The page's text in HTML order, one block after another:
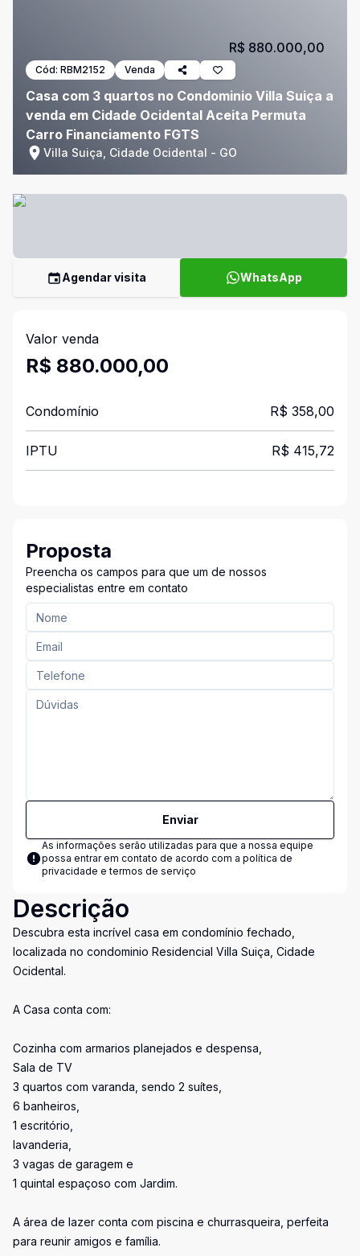
Cód: RBM2152 Venda
Casa com 3 quartos no Condominio Villa Suiça a
venda em Cidade Ocidental Aceita Permuta
Carro Financiamento FGTS
Villa Suiça, Cidade Ocidental - GO
R$ 880.000,00
Agendar visita WhatsApp
Valor venda
R$ 880.000,00
Condomínio R$ 358,00
IPTU R$ 415,72
Proposta
Preencha os campos para que um de nossos
especialistas entre em contato
Enviar
As informações serão utilizadas para que a nossa equipe
possa entrar em contato de acordo com a política de
privacidade e termos de serviço
Descrição
Descubra esta incrível casa em condomínio fechado,
localizada no condominio Residencial Villa Suiça, Cidade
Ocidental.
A Casa conta com:
Cozinha com armarios planejados e despensa,
Sala de TV
3 quartos com varanda, sendo 2 suítes,
6 banheiros,
1 escritório,
lavanderia,
3 vagas de garagem e
1 quintal espaçoso com Jardim.
A área de lazer conta com piscina e churrasqueira, perfeita
para reunir amigos e família.